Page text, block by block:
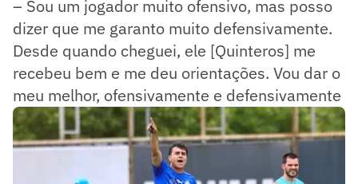
– Sou um jogador muito ofensivo, mas posso
dizer que me garanto muito defensivamente.
Desde quando cheguei, ele [Quinteros] me
recebeu bem e me deu orientações. Vou dar o
meu melhor, ofensivamente e defensivamente